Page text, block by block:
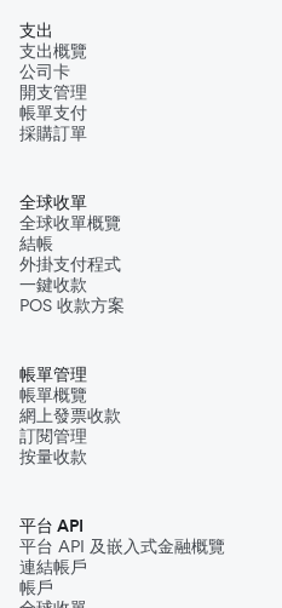
支出
支出概覽
公司卡
開支管理
帳單支付
採購訂單
全球收單
全球收單概覽
結帳
外掛支付程式
一鍵收款
POS 收款方案
帳單管理
帳單概覽
網上發票收款
訂閱管理
按量收款
平台 API
平台 API 及嵌入式金融概覽
連結帳戶
帳戶